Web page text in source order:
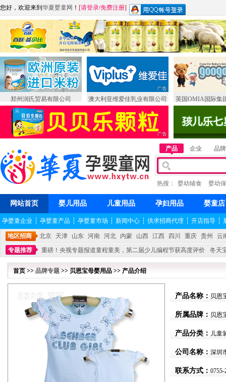
您好，欢迎来到 华夏婴童网 ！ [请登录/免费注册]
郑州润氏贸易有限公司 澳大利亚维爱佳乳业有限公司 英国OMIA国际集
产品 企业 品牌
热搜： 婴幼辅食 婴幼
网站首页 婴儿用品 儿童用品 孕妇用品 婴童店
孕婴童企业 ┆ 孕婴童产品 ┆ 孕婴童市场 ┆ 新闻中心 ┆ 供求招商代理 ┆ 开店指导 ┆
地区招商 北京 天津 山东 河南 河北 内蒙 山西 江西 四川 重庆 贵州
云
专题推荐
重磅！央视专题报道童程童美，第二届少儿编程节获高度评价
冬天
不能再单纯地销售产品,而要向增强服务转型,毕竟母婴产品比较特殊。”
妇幼广场
首页 >> 品牌专题 >> 贝恩宝母婴用品 >> 产品介绍
产品名称： 贝恩
所属品牌： 贝恩
产品分类： 儿童
公司名称： 深圳
联系方式： 0755-